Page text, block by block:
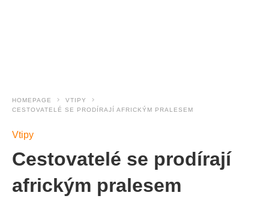
HOMEPAGE
VTIPY
CESTOVATELÉ SE PRODÍRAJÍ AFRICKÝM PRALESEM
Vtipy
Cestovatelé se prodírají
africkým pralesem